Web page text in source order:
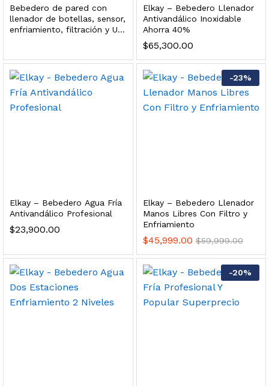
Bebedero de pared con
llenador de botellas, sensor,
enfriamiento, filtración y UV
Elkay – Bebedero Llenador
Antivandálico Inoxidable
Ahorra 40%
$65,300.00
Elkay – Bebedero Agua Fría
Antivandálico Profesional
$23,900.00
-23%
Elkay – Bebedero Llenador
Manos Libres Con Filtro y
Enfriamiento
$45,999.00 $59,999.00
-20%
Leer más
L/h, con filtración Welltek WT-WFS600-3S
Leer más
Leer más
filtración, UV y contador Welltek WT-WFS-BF
Leer más